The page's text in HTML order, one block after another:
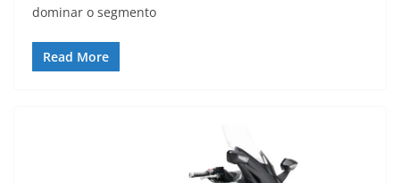
dominar o segmento
Read More